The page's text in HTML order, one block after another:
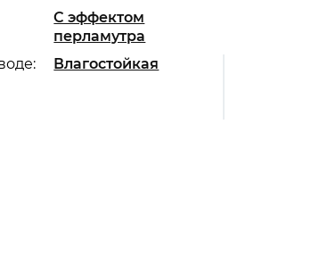
С эффектом
перламутра
Влагостойкая